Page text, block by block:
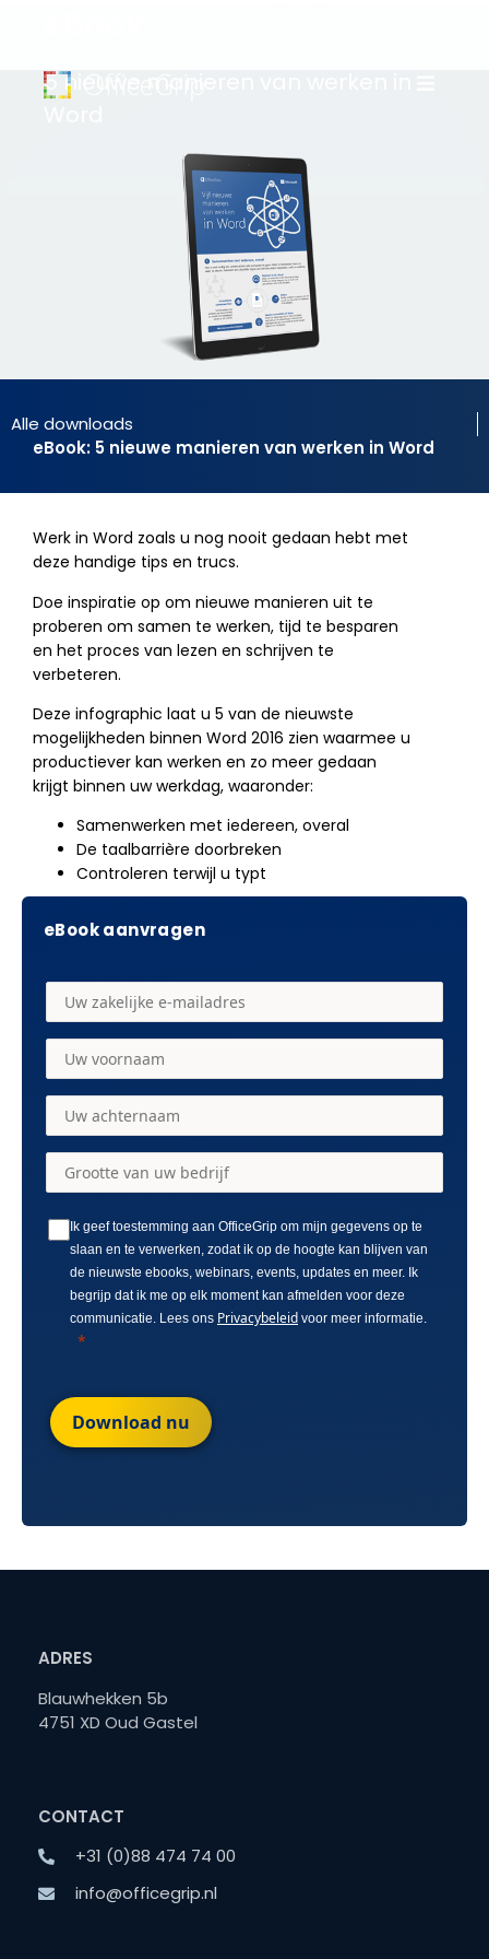
5 nieuwe manieren van werken in
Alle downloads
eBook: 5 nieuwe manieren van werken in Word
Werk in Word zoals u nog nooit gedaan hebt met
deze handige tips en trucs.
Doe inspiratie op om nieuwe manieren uit te
proberen om samen te werken, tijd te besparen
en het proces van lezen en schrijven te
verbeteren.
Deze infographic laat u 5 van de nieuwste
mogelijkheden binnen Word 2016 zien waarmee u
productiever kan werken en zo meer gedaan
krijgt binnen uw werkdag, waaronder:
Samenwerken met iedereen, overal
De taalbarrière doorbreken
Controleren terwijl u typt
eBook aanvragen
Ik geef toestemming aan OfficeGrip om mijn gegevens op te
slaan en te verwerken, zodat ik op de hoogte kan blijven van
de nieuwste ebooks, webinars, events, updates en meer. Ik
begrijp dat ik me op elk moment kan afmelden voor deze
communicatie. Lees ons Privacybeleid voor meer informatie.
Download nu
ADRES
Blauwhekken 5b
4751 XD Oud Gastel
CONTACT
+31 (0)88 474 74 00
info@officegrip.nl